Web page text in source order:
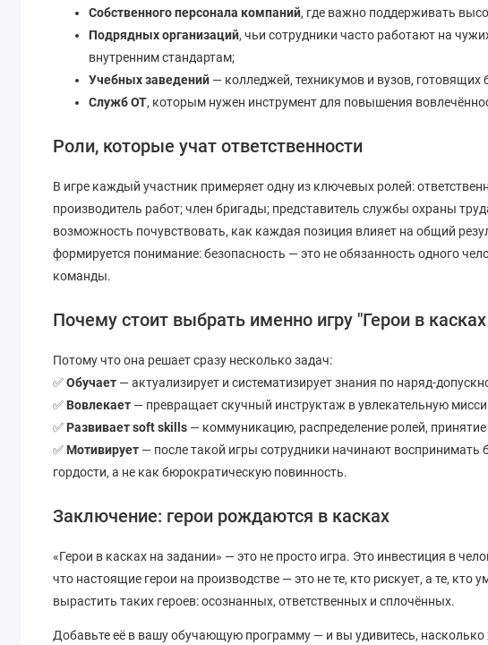
Собственного персонала компаний, где важно поддерживать
Подрядных организаций, чьи сотрудники часто работают на
внутренним стандартам;
Учебных заведений — колледжей, техникумов и вузов, готовящих
Служб ОТ, которым нужен инструмент для повышения
Роли, которые учат ответственности
В игре каждый участник примеряет одну из ключевых ролей:
производитель работ; член бригады; представитель службы охраны
возможность почувствовать, как каждая позиция влияет на общий
формируется понимание: безопасность — это не обязанность одного
команды.
Почему стоит выбрать именно игру "Герои в
Потому что она решает сразу несколько задач:
✅Обучает — актуализирует и систематизирует знания по наряд-
✅ Вовлекает — превращает скучный инструктаж в увлекательную
✅ Развивает soft skills — коммуникацию, распределение ролей,
✅ Мотивирует — после такой игры сотрудники начинают воспринимать
гордости, а не как бюрократическую повинность.
Заключение: герои рождаются в касках
«Герои в касках на задании» — это не просто игра. Это инвестиция в
что настоящие герои на производстве — это не те, кто рискует, а те, кто
вырастить таких героев: осознанных, ответственных и сплочённых.
Добавьте её в вашу обучающую программу — и вы удивитесь,